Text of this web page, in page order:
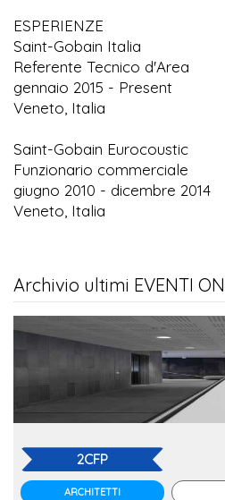
ESPERIENZE
Saint-Gobain Italia
Referente Tecnico d'Area
gennaio 2015 - Present
Veneto, Italia
Saint-Gobain Eurocoustic
Funzionario commerciale
giugno 2010 - dicembre 2014
Veneto, Italia
Archivio ultimi EVENTI
2CFP
ARCHITETTI